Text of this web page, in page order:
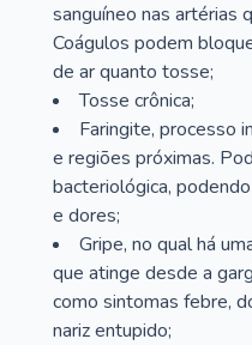
sanguíneo nas artérias
Coágulos podem
de ar quanto tosse;
Tosse crônica;
Faringite, processo
e regiões próximas.
bacteriológica,
e dores;
Gripe, no qual há
que atinge desde a
como sintomas febre,
nariz entupido;